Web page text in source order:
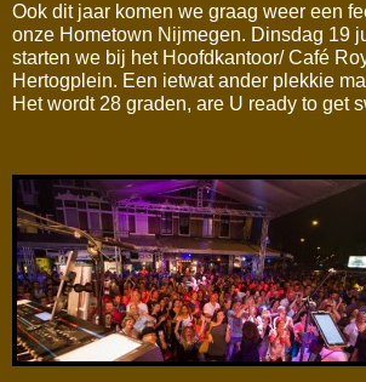
Ook dit jaar komen we graag weer een
onze Hometown Nijmegen. Dinsdag 19
starten we bij het Hoofdkantoor/ Café
Hertogplein. Een ietwat ander plekkie
Het wordt 28 graden, are U ready to get